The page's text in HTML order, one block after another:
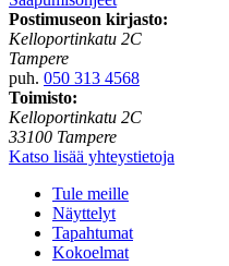
Postimuseon kirjasto:
Kelloportinkatu 2C
Tampere
puh. 050 313 4568
Toimisto:
Kelloportinkatu 2C
33100 Tampere
Katso lisää yhteystietoja
Tule meille
Näyttelyt
Tapahtumat
Kokoelmat